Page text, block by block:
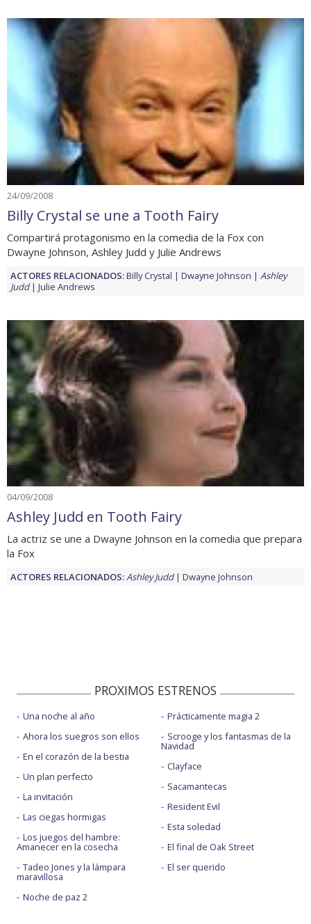
24/09/2008
Billy Crystal se une a Tooth Fairy
Compartirá protagonismo en la comedia de la Fox con
Dwayne Johnson, Ashley Judd y Julie Andrews
ACTORES RELACIONADOS:Billy Crystal Dwayne Johnson
Ashley
Judd
Julie Andrews
04/09/2008
Ashley Judd en Tooth Fairy
La actriz se une a Dwayne Johnson en la comedia que prepara
la Fox
ACTORES RELACIONADOS:Ashley Judd Dwayne Johnson
PROXIMOS ESTRENOS
Una noche al año
Ahora los suegros son ellos
En el corazón de la bestia
Un plan perfecto
La invitación
Las ciegas hormigas
Los juegos del hambre:
Amanecer en la cosecha
Tadeo Jones y la lámpara
maravillosa
Noche de paz 2
Prácticamente magia 2
Scrooge y los fantasmas de la
Navidad
Clayface
Sacamantecas
Resident Evil
Esta soledad
El final de Oak Street
El ser querido